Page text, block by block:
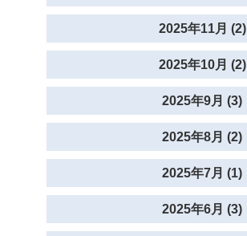
2025年11月 (2)
2025年10月 (2)
2025年9月 (3)
2025年8月 (2)
2025年7月 (1)
2025年6月 (3)